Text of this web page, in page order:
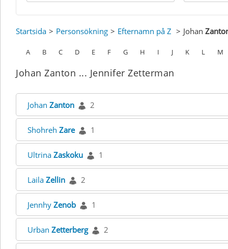
Startsida Personsökning Efternamn på Z Johan
A B C D E F G H I J K L M
Johan Zanton ... Jennifer Zetterman
Johan Zanton 2
Shohreh Zare 1
Ultrina Zaskoku 1
Laila Zellin 2
Jennhy Zenob 1
Urban Zetterberg 2